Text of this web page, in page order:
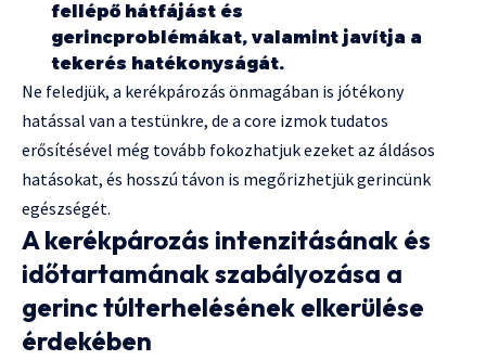
fellépő hátfájást és
gerincproblémákat, valamint javítja a
tekerés hatékonyságát.
Ne feledjük, a kerékpározás önmagában is jótékony
hatással van a testünkre, de a core izmok tudatos
erősítésével még tovább fokozhatjuk ezeket az áldásos
hatásokat, és hosszú távon is megőrizhetjük gerincünk
egészségét.
A kerékpározás intenzitásának és
időtartamának szabályozása a
gerinc túlterhelésének elkerülése
érdekében